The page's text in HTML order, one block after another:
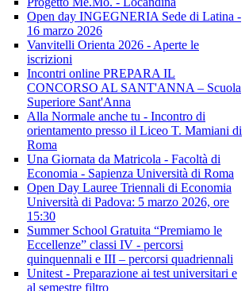
Open day INGEGNERIA Sede di Latina -
16 marzo 2026
Vanvitelli Orienta 2026 - Aperte le
iscrizioni
Incontri online PREPARA IL
CONCORSO AL SANT'ANNA – Scuola
Superiore Sant'Anna
Alla Normale anche tu - Incontro di
orientamento presso il Liceo T. Mamiani di
Roma
Una Giornata da Matricola - Facoltà di
Economia - Sapienza Università di Roma
Open Day Lauree Triennali di Economia
Università di Padova: 5 marzo 2026, ore
15:30
Summer School Gratuita “Premiamo le
Eccellenze” classi IV - percorsi
quinquennali e III – percorsi quadriennali
Unitest - Preparazione ai test universitari e
al semestre filtro